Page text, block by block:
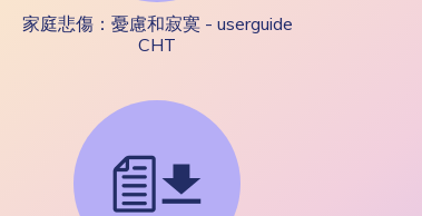
家庭悲傷：憂慮和寂寞 - userguide
CHT